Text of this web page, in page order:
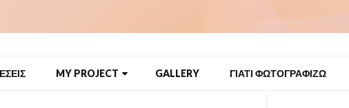
MY PROJECT GALLERY ΓΙΑΤΙ ΦΩΤΟΓΡΑΦΙΖΩ